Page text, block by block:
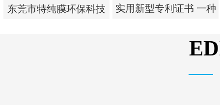
东莞市特纯膜环保科技
实用新型专利证书 一种